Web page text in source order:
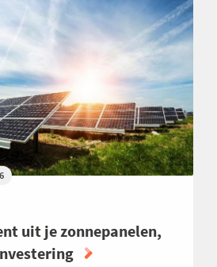
uit je zonnepanelen,